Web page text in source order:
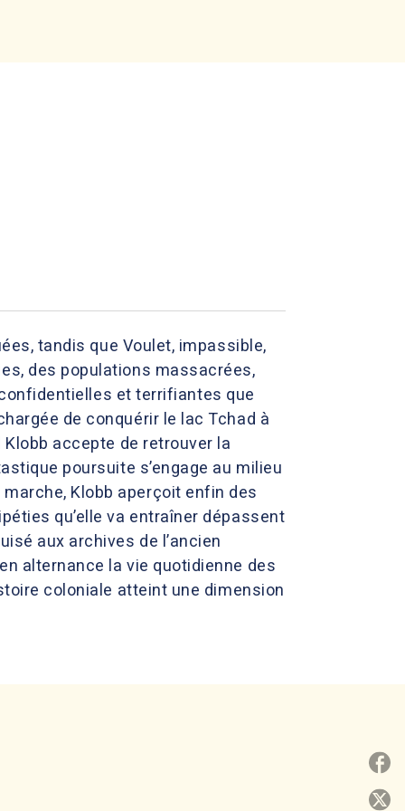
tandis que Voulet, impassible,
des populations massacrées,
et terrifiantes que
de conquérir le lac Tchad à
accepte de retrouver la
poursuite s’engage au milieu
Klobb aperçoit enfin des
qu’elle va entraîner dépassent
aux archives de l’ancien
alternance la vie quotidienne des
coloniale atteint une dimension